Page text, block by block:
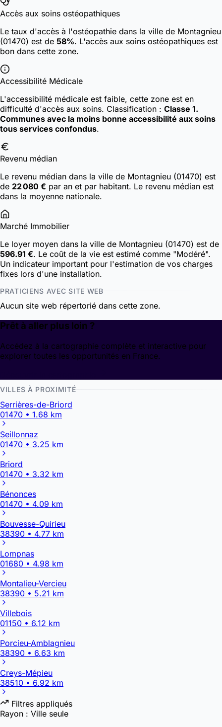
Accès aux soins ostéopathiques
Le taux d'accès à l'ostéopathie dans la ville de Montagnieu
(01470) est de 58%. L'accès aux soins ostéopathiques est
bon dans cette zone.
Accessibilité Médicale
L'accessibilité médicale est faible, cette zone est en
difficulté d'accès aux soins. Classification : Classe 1.
Communes avec la moins bonne accessibilité aux soins
tous services confondus.
Revenu médian
Le revenu médian dans la ville de Montagnieu (01470) est
de 22 080 € par an et par habitant. Le revenu médian est
dans la moyenne nationale.
Marché Immobilier
Le loyer moyen dans la ville de Montagnieu (01470) est de
596.91 €. Le coût de la vie est estimé comme "Modéré".
Un indicateur important pour l'estimation de vos charges
fixes lors d'une installation.
PRATICIENS AVEC SITE WEB
Aucun site web répertorié dans cette zone.
Prêt à aller plus loin ?
Accédez à la cartographie complète et interactive pour
explorer toutes les opportunités en France.
VILLES À PROXIMITÉ
Serrières-de-Briord
01470 • 1.68 km
Seillonnaz
01470 • 3.25 km
Briord
01470 • 3.32 km
Bénonces
01470 • 4.09 km
Bouvesse-Quirieu
38390 • 4.77 km
Lompnas
01680 • 4.98 km
Montalieu-Vercieu
38390 • 5.21 km
Villebois
01150 • 6.12 km
Porcieu-Amblagnieu
38390 • 6.63 km
Creys-Mépieu
38510 • 6.92 km
Filtres appliqués
Rayon : Ville seule